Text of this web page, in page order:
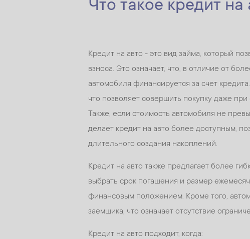
Что такое кредит на
Кредит на авто - это вид займа, который
взноса. Это означает, что, в отличие от
автомобиля финансируется за счет
что позволяет совершить покупку даже
Также, если стоимость автомобиля не
делает кредит на авто более доступным,
длительного создания накоплений.
Кредит на авто также предлагает более
выбрать срок погашения и размер
финансовым положением. Кроме того,
заемщика, что означает отсутствие
Кредит на авто подходит, когда: